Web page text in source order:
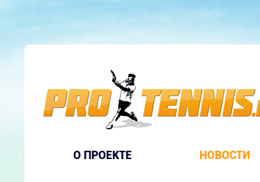
O ПРОЕКТЕ НОВОСТИ